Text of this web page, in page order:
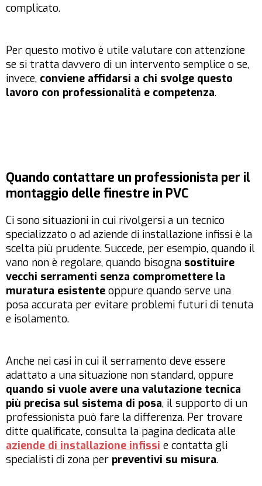
complicato.
Per questo motivo è utile valutare con attenzione
se si tratta davvero di un intervento semplice o se,
invece, conviene affidarsi a chi svolge questo
lavoro con professionalità e competenza.
Quando contattare un professionista per il
montaggio delle finestre in PVC
Ci sono situazioni in cui rivolgersi a un tecnico
specializzato o ad aziende di installazione infissi è la
scelta più prudente. Succede, per esempio, quando il
vano non è regolare, quando bisogna sostituire
vecchi serramenti senza compromettere la
muratura esistente oppure quando serve una
posa accurata per evitare problemi futuri di tenuta
e isolamento.
Anche nei casi in cui il serramento deve essere
adattato a una situazione non standard, oppure
quando si vuole avere una valutazione tecnica
più precisa sul sistema di posa, il supporto di un
professionista può fare la differenza. Per trovare
ditte qualificate, consulta la pagina dedicata alle
aziende di installazione infissi e contatta gli
specialisti di zona per preventivi su misura.